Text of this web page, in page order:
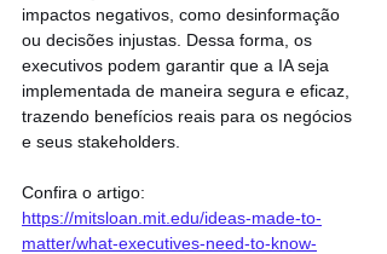
impactos negativos, como desinformação
ou decisões injustas. Dessa forma, os
executivos podem garantir que a IA seja
implementada de maneira segura e eficaz,
trazendo benefícios reais para os negócios
e seus stakeholders.
Confira o artigo:
https://mitsloan.mit.edu/ideas-made-to-
matter/what-executives-need-to-know-